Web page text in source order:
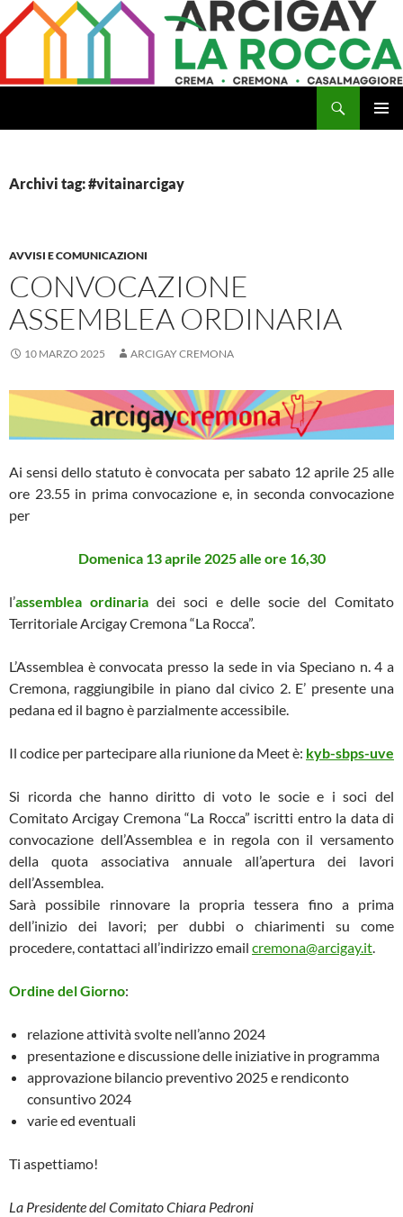
al
Archivi tag: #vitainarcigay
AVVISI E COMUNICAZIONI
CONVOCAZIONE
ASSEMBLEA ORDINARIA
10 MARZO 2025 ARCIGAY CREMONA
Ai sensi dello statuto è convocata per sabato 12 aprile 25 alle
ore 23.55 in prima convocazione e, in seconda convocazione
per
Domenica 13 aprile 2025 alle ore 16,30
l’assemblea ordinariadei soci e delle socie del Comitato
Territoriale Arcigay Cremona “La Rocca”.
L’Assemblea è convocata presso la sede in via Speciano n. 4 a
Cremona, raggiungibile in piano dal civico 2. E’ presente una
pedana ed il bagno è parzialmente accessibile.
Il codice per partecipare alla riunione da Meet è: kyb-sbps-uve
Si ricorda che hanno diritto di voto le socie e i soci del
Comitato Arcigay Cremona “La Rocca” iscritti entro la data di
convocazione dell’Assemblea e in regola con il versamento
della quota associativa annuale all’apertura dei lavori
dell’Assemblea.
Sarà possibile rinnovare la propria tessera fino a prima
dell’inizio dei lavori; per dubbi o chiarimenti su come
procedere, contattaci all’indirizzo email cremona@arcigay.it
Ordine del Giorno:
relazione attività svolte nell’anno 2024
presentazione e discussione delle iniziative in programma
approvazione bilancio preventivo 2025 e rendiconto
consuntivo 2024
varie ed eventuali
Ti aspettiamo!
La Presidente del Comitato Chiara Pedroni